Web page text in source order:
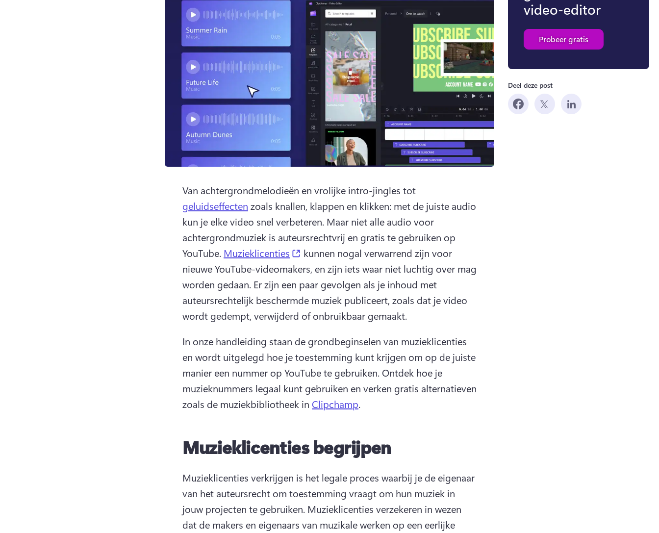
Van achtergrondmelodieën en vrolijke intro-jingles tot
geluidseffecten zoals knallen, klappen en klikken: met de juiste audio
kun je elke video snel verbeteren. Maar niet alle audio voor
achtergrondmuziek is auteursrechtvrij en gratis te gebruiken op
YouTube. Muzieklicenties (opens in a new tab)
kunnen nogal verwarrend zijn voor
nieuwe YouTube-videomakers, en zijn iets waar niet luchtig over mag
worden gedaan. Er zijn een paar gevolgen als je inhoud met
auteursrechtelijk beschermde muziek publiceert, zoals dat je video
wordt gedempt, verwijderd of onbruikbaar gemaakt.
In onze handleiding staan de grondbeginselen van muzieklicenties
en wordt uitgelegd hoe je toestemming kunt krijgen om op de juiste
manier een nummer op YouTube te gebruiken. Ontdek hoe je
muzieknummers legaal kunt gebruiken en verken gratis alternatieven
zoals de muziekbibliotheek in Clipchamp.
Muzieklicenties begrijpen
Muzieklicenties verkrijgen is het legale proces waarbij je de eigenaar
van het auteursrecht om toestemming vraagt om hun muziek in
jouw projecten te gebruiken. Muzieklicenties verzekeren in wezen
dat de makers en eigenaars van muzikale werken op een eerlijke
video-editor
Probeer gratis
Deel deze post